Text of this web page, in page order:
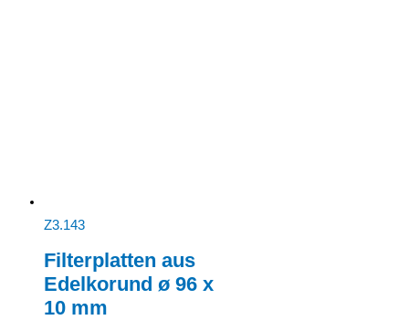
Z3.143
Filterplatten aus
Edelkorund ø 96 x
10 mm